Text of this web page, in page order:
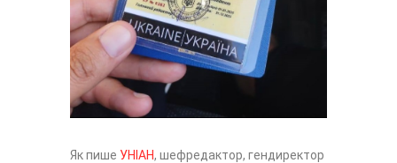
Як пише УНІАН, шефредактор, гендиректор